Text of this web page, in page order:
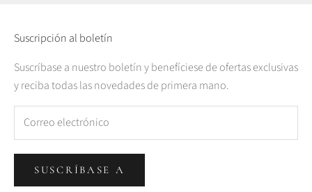
Suscripción al boletín
Suscríbase a nuestro boletín y benefíciese de ofertas exclusivas
y reciba todas las novedades de primera mano.
SUSCRÍBASE A